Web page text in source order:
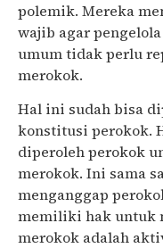
polemik. Mereka
wajib agar
umum tidak perlu
merokok.
Hal ini sudah bisa
konstitusi perokok.
diperoleh perokok
merokok. Ini sama
menganggap
memiliki hak untuk
merokok adalah